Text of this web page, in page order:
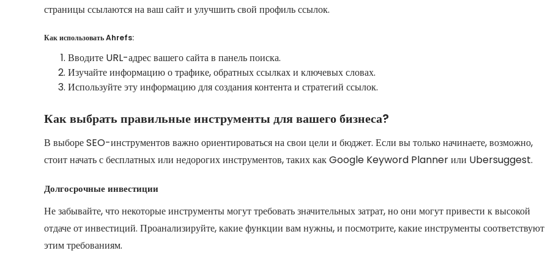
страницы ссылаются на ваш сайт и улучшить свой профиль ссылок.
Как использовать Ahrefs:
Вводите URL-адрес вашего сайта в панель поиска.
Изучайте информацию о трафике, обратных ссылках и ключевых словах.
Используйте эту информацию для создания контента и стратегий ссылок.
Как выбрать правильные инструменты для вашего бизнеса?
В выборе SEO-инструментов важно ориентироваться на свои цели и бюджет. Если вы только начинаете, возможно,
стоит начать с бесплатных или недорогих инструментов, таких как Google Keyword Planner или Ubersuggest.
Долгосрочные инвестиции
Не забывайте, что некоторые инструменты могут требовать значительных затрат, но они могут привести к высокой
отдаче от инвестиций. Проанализируйте, какие функции вам нужны, и посмотрите, какие инструменты соответствуют
этим требованиям.